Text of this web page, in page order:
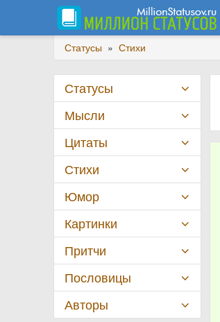
Статусы » Стихи
Статусы
Мысли
Цитаты
Стихи
Юмор
Картинки
Притчи
Пословицы
Авторы